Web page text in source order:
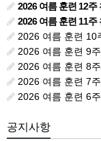
2026 여름 훈련 12주
2026 여름 훈련 11주
2026 여름 훈련 10
2026 여름 훈련 9
2026 여름 훈련 8주 찬
2026 여름 훈련 7
2026 여름 훈련 6
공지사항